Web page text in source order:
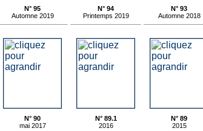
N° 95
Automne 2019
N° 94
Printemps 2019
N° 93
Automne 2018
N° 90
mai 2017
N° 89.1
2016
N° 89
2015